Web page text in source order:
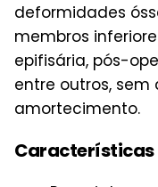
deformidades
membros
epifisária, pós-
entre outros,
amortecimento.
Características